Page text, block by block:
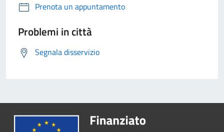
Prenota un appuntamento
Problemi in città
Segnala disservizio